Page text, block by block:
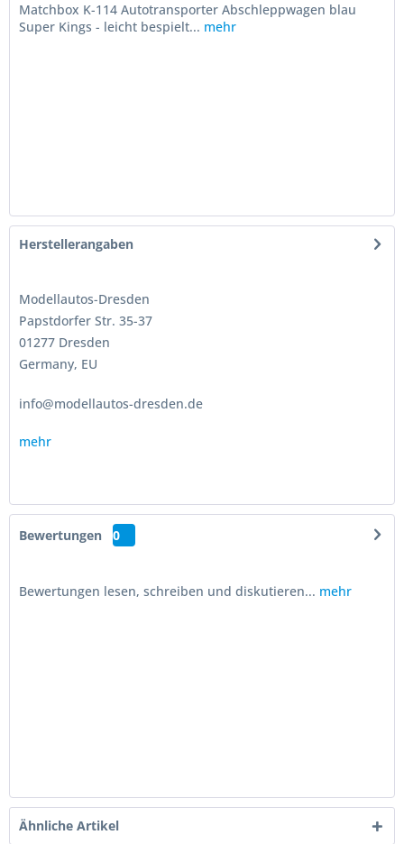
Matchbox K-114 Autotransporter Abschleppwagen blau
Super Kings - leicht bespielt... mehr
Herstellerangaben
Modellautos-Dresden
Papstdorfer Str. 35-37
01277 Dresden
Germany, EU
info@modellautos-dresden.de
mehr
Bewertungen 0
Bewertungen lesen, schreiben und diskutieren... mehr
Ähnliche Artikel